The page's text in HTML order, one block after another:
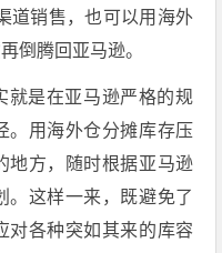
道销售，也可以用海外
倒腾回亚马逊。
就是在亚马逊严格的规
。用海外仓分摊库存压
地方，随时根据亚马逊
。这样一来，既避免了
对各种突如其来的库容